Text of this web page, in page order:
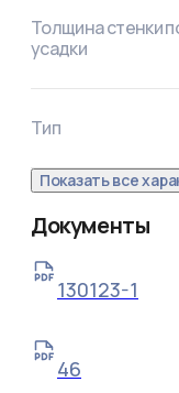
Толщина стенки
усадки
Тип
Показать все
Документы
130123-1
46